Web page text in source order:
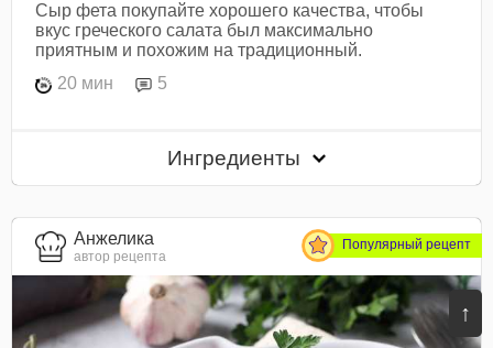
↑
Сыр фета покупайте хорошего качества, чтобы
вкус греческого салата был максимально
приятным и похожим на традиционный.
20 мин
5
Ингредиенты
Анжелика
автор рецепта
Популярный рецепт